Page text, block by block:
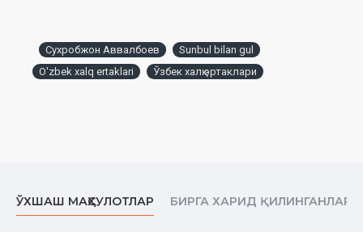
Сухробжон Аввалбоев
Sunbul bilan gul
O'zbek xalq ertaklari
Ўзбек халқ эртаклари
ЎХШАШ МАҲСУЛОТЛАР БИРГА ХАРИД ҚИЛИНГАНЛАР